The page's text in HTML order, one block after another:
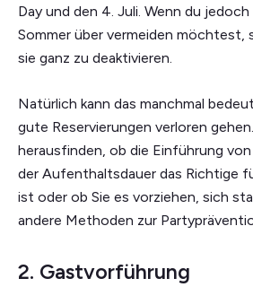
Day und den 4. Juli. Wenn du
Sommer über vermeiden möchtest,
sie ganz zu deaktivieren.
Natürlich kann das manchmal
gute Reservierungen verloren
herausfinden, ob die Einführung
der Aufenthaltsdauer das Richtige
ist oder ob Sie es vorziehen, sich
andere Methoden zur
2. Gastvorführung